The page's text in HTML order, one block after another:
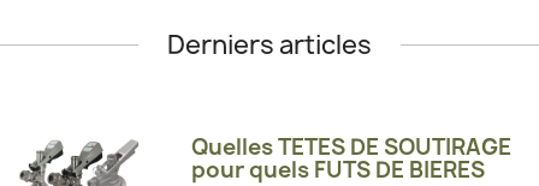
Derniers articles
Quelles TETES DE SOUTIRAGE
pour quels FUTS DE BIERES